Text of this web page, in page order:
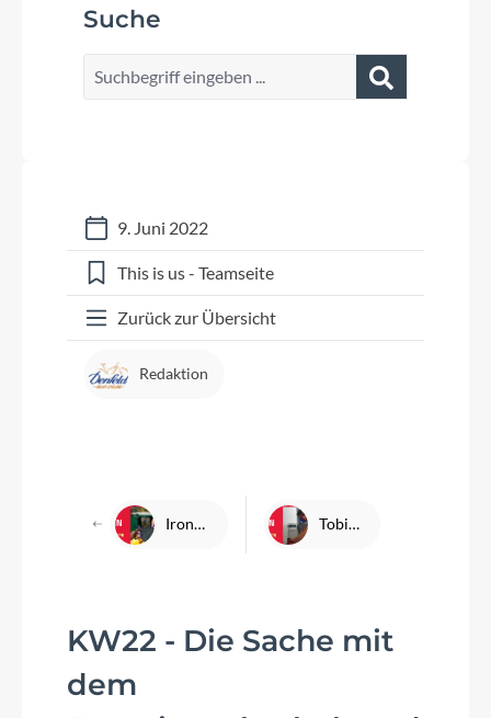
Suche
9. Juni 2022
This is us - Teamseite
Zurück zur Übersicht
Redaktion
Ironman Frankfurt Wettkampfvorbereitung - KW23 mit Hindernissen Tobis Wettkampf-Countdown: KW21
KW22 - Die Sache mit
dem